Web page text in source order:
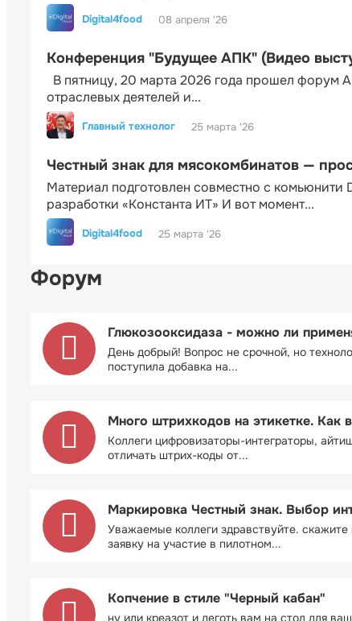
Digital4food 08 апреля '26
Конференция "Будущее АПК" (Видео
В пятницу, 20 марта 2026 года прошел форум
отраслевых деятелей и...
Главный технолог 25 марта '26
Честный знак для мясокомбинатов —
Материал подготовлен совместно с
разработки «Константа ИТ» И вот момент...
Digital4food 25 марта '26
Форум
Глюкозооксидаза - можно ли
День добрый! Вопрос не срочной, но
поступила добавка на...
Много штрихкодов на этикетке. Как
Коллеги цифровизаторы-интеграторы,
отличать штрих-коды от...
Маркировка Честный знак. Выбор
Уважаемые коллеги здравствуйте.
заявку на участие в пилотном...
Копчение в стиле "Черный кабан"
ну или креазот и деготь вам на стол для